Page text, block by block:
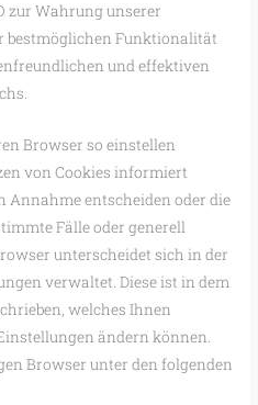
zur Wahrung unserer
bestmöglichen Funktionalität
und effektiven
Browser so einstellen
von Cookies informiert
Annahme entscheiden oder die
Fälle oder generell
unterscheidet sich in der
verwaltet. Diese ist in dem
welches Ihnen
ändern können.
Browser unter den folgenden